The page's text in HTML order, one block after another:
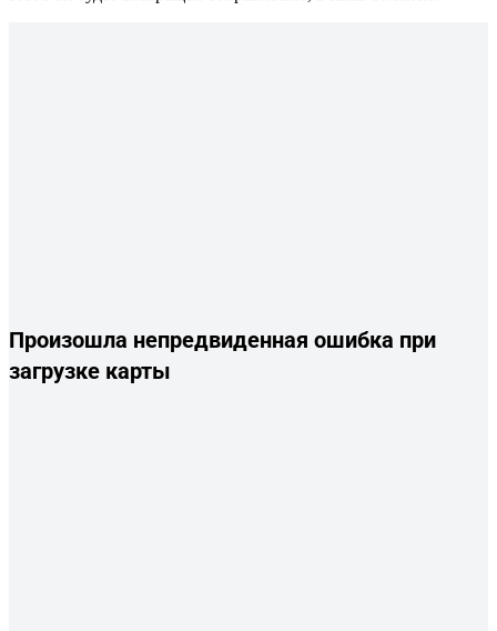
Произошла непредвиденная ошибка при
загрузке карты